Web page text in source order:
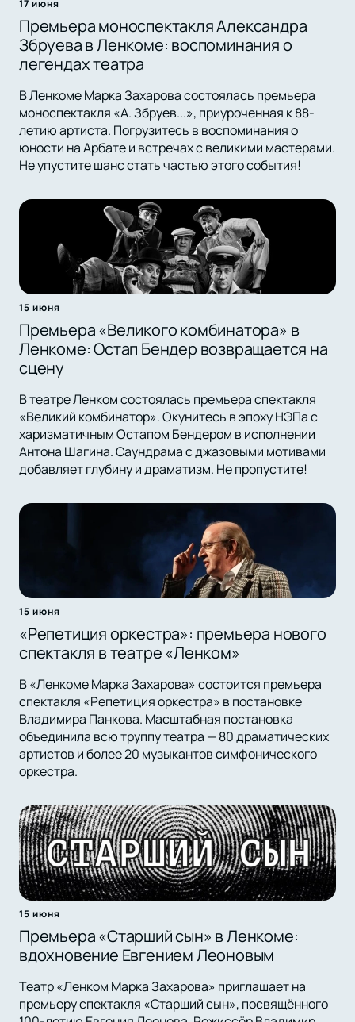
17 июня
Премьера моноспектакля Александра
Збруева в Ленкоме: воспоминания о
легендах театра
В Ленкоме Марка Захарова состоялась премьера
моноспектакля «А. Збруев...», приуроченная к 88-
летию артиста. Погрузитесь в воспоминания о
юности на Арбате и встречах с великими мастерами.
Не упустите шанс стать частью этого события!
15 июня
Премьера «Великого комбинатора» в
Ленкоме: Остап Бендер возвращается на
сцену
В театре Ленком состоялась премьера спектакля
«Великий комбинатор». Окунитесь в эпоху НЭПа с
харизматичным Остапом Бендером в исполнении
Антона Шагина. Саундрама с джазовыми мотивами
добавляет глубину и драматизм. Не пропустите!
15 июня
«Репетиция оркестра»: премьера нового
спектакля в театре «Ленком»
В «Ленкоме Марка Захарова» состоится премьера
спектакля «Репетиция оркестра» в постановке
Владимира Панкова. Масштабная постановка
объединила всю труппу театра — 80 драматических
артистов и более 20 музыкантов симфонического
оркестра.
15 июня
Премьера «Старший сын» в Ленкоме:
вдохновение Евгением Леоновым
Театр «Ленком Марка Захарова» приглашает на
премьеру спектакля «Старший сын», посвящённого